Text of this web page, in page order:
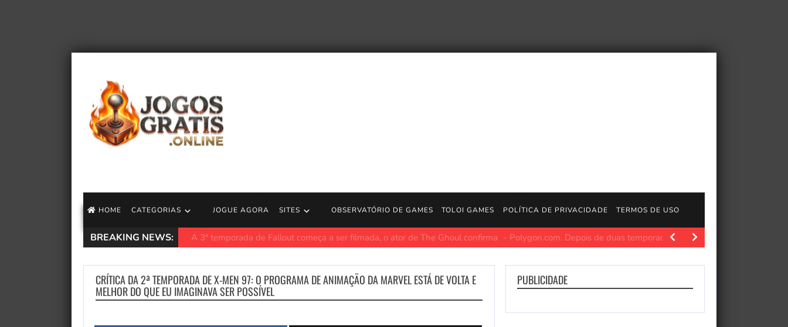
HOME CATEGORIAS JOGUE AGORA SITES OBSERVATÓRIO DE GAMES TOLOI GAMES POLÍTICA DE PRIVACIDADE TERMOS DE USO
BREAKING NEWS: Longplay do SNES [243] Sengoku Denshou (JP) [World of Longplays] http://www.longplays.org Jogado por: SCHLAUCHI Da MobyGames: 'Um beat
CRÍTICA DA 2ª TEMPORADA DE X-MEN 97: O PROGRAMA DE ANIMAÇÃO DA MARVEL ESTÁ DE VOLTA E
MELHOR DO QUE EU IMAGINAVA SER POSSÍVEL
PUBLICIDADE